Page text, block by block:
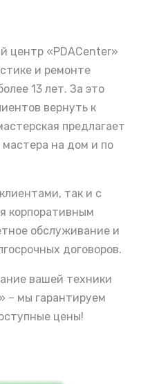
центр «PDACenter»
и ремонте
13 лет. За это
вернуть к
предлагает
на дом и по
так и с
корпоративным
обслуживание и
договоров.
вашей техники
– мы гарантируем
цены!